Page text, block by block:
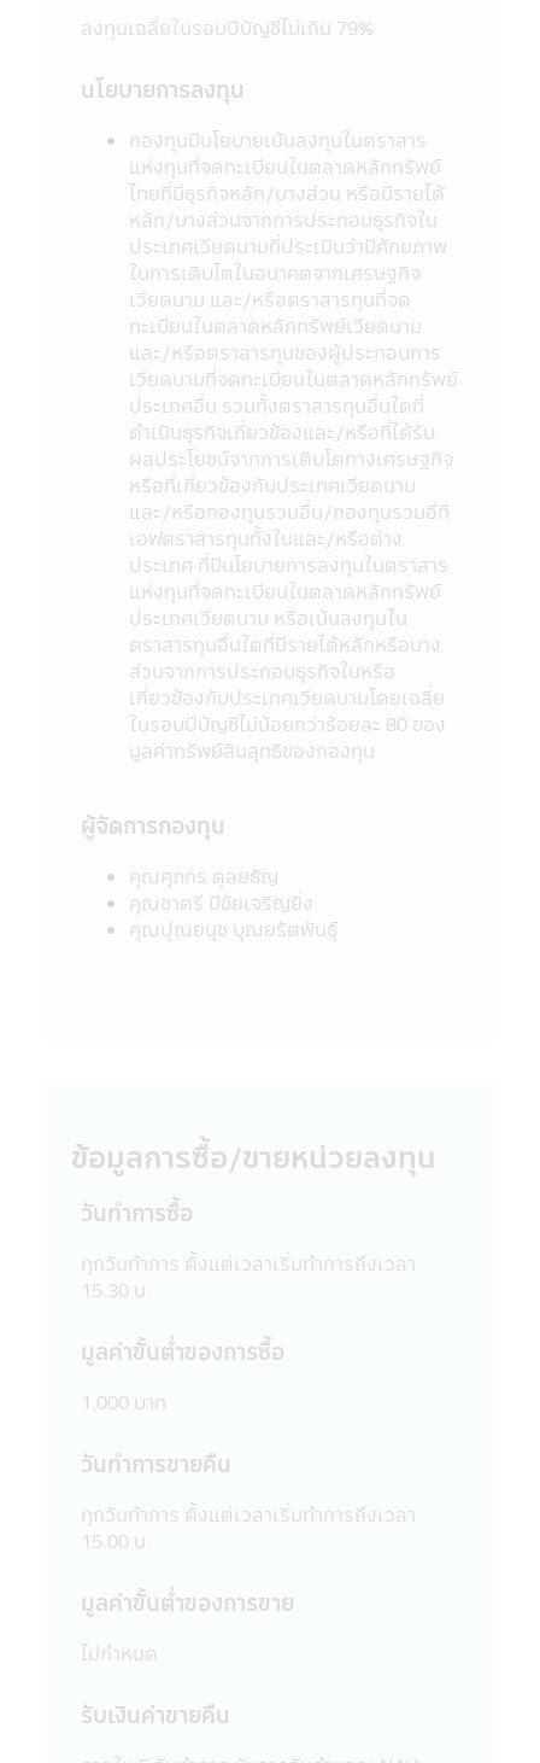
บุคคลที่เกี่ยวข้อง (Connected Person) และ
วัตถุประสงค์การลงทุน เป็นต้น ได้ที่สำนักงาน
Internet ของสำนักงานคณะกรรมการ ก.ล.ต.
http://www.sec.or.th
9. กองทุนรวมเป็นนิติบุคคลแยกต่างหากจาก
บริษัทจัดการ ดังนั้นบริษัทจัดการจึงไม่มีภาระ
ผูกพันในการชดเชยผลขาดทุนของกองทุนรวม
ทั้งนี้ ผลการดำเนินงานของกองทุนรวม ไม่ได้ขึ้น
อยู่กับสถานะทางการเงินหรือผลการดำเนินงาน
ของบริษัทจัดการ
10. การลงทุนในกองทุนรวมใดๆ ที่มีรายชื่อ
ปรากฏในแอปพลิเคชันผ่านโทรศัพท์มือถือนี้อยู่
ภายใต้การควบคุมของกฎหมายไทยรวมถึงกฎ
ระเบียบ และข้อบังคับต่างๆ ที่กำหนดไว้ตามพระ
ราชบัญญัติหลักทรัพย์ และตลาดหลักทรัพย์
พ.ศ. 2535 (ที่แก้ไขเพิ่มเติม)
11. ข้อมูลในแอปพลิเคชันผ่านโทรศัพท์มือถือ
นี้เป็นข้อมูลทั่วไป ไม่ใช่คำแนะนำหรือความเห็น
และไม่ถือเป็นการแทนคำแนะนำ หรือมีความมุ่ง
หมายให้ถือเป็นคำเสนอ หรือการเชิญชวนให้
บุคคลใดทำการซื้อ หรือขายผลิตภัณฑ์ด้านการ
ลงทุนประเภทต่าง ๆ ความเสียหายใด ๆ ที่เกิด
ขึ้นแก่ผู้ที่ใช้ข้อมูลหรือตัดสินใจจากเนื้อหาในเว็ป
ไซด์นี้ไม่อาจเรียกร้องได้
12. การที่สำนักงานคณะกรรมการ ก.ล.ต. ได้
อนุมัติให้จัดตั้งและจัดการโครงการของกองทุน
ก.ล.ต. และสำนักงานคณะกรรมการ ก.ล.ต. ได้
ชวน และมิได้ประกันราคาหน่วยลงทุนที่เสนอ
ขาย
13. การวัดผลการดำเนินงานของกองทุนรวม
ได้จัดทำเพื่อเผยแพร่ข้อมูลให้ผู้ถือหน่วยลงทุน
และผู้สนใจลงทุนโดยได้ตระหนักถึงความถูก
ต้องของข้อมูล แต่อย่างไรก็ตามบริษัทจัดการไม่
เป็นปัจจุบันของข้อมูลทั้งหมดที่ปรากฏใน
แอปพลิเคชันผ่านโทรศัพท์มือถือนี้ได้
ปรับปรุง หรือเปลี่ยนแปลงข้อมูลใดๆ ใน
แอปพลิเคชันผ่านโทรศัพท์มือถือนี้ได้โดยไม่
จำเป็นต้องแจ้งให้ทราบล่วงหน้า
16. บริษัทจัดการอนุญาตให้พนักงานของ
โดยจะต้องปฏิบัติตามจรรยาบรรณ และ
ประกาศต่างๆ ที่สมาคมบริษัทจัดการลงทุน
กำหนด และจะต้องเปิดเผยการลงทุนดังกล่าว
ให้บริษัทจัดการทราบเพื่อที่บริษัทจัดการจะ
ของพนักงานได้
พนักงานเจ้าหน้าที่ของบริษัท ขอสงวนสิทธิ์ที่จะ
กับข้อมูล และ/หรือ ระบบสื่อสารของผู้เข้าเยี่ยม
ลงทุนเฉลี่ยในรอบปีบัญชีไม่เกิน 79%
นโยบายการลงทุน
กองทุนมีนโยบายเน้นลงทุนในตราสาร
แห่งทุนที่จดทะเบียนในตลาดหลักทรัพย์
ไทยที่มีธุรกิจหลัก/บางส่วน หรือมีรายได้
หลัก/บางส่วนจากการประกอบธุรกิจใน
ประเทศเวียดนามที่ประเมินว่ามีศักยภาพ
ในการเติบโตในอนาคตจากเศรษฐกิจ
เวียดนาม และ/หรือตราสารทุนที่จด
ทะเบียนในตลาดหลักทรัพย์เวียดนาม
และ/หรือตราสารทุนของผู้ประกอบการ
เวียดนามที่จดทะเบียนในตลาดหลักทรัพย์
ประเทศอื่น รวมทั้งตราสารทุนอื่นใดที่
ดำเนินธุรกิจเกี่ยวข้องและ/หรือที่ได้รับ
ผลประโยชน์จากการเติบโตทางเศรษฐกิจ
หรือที่เกี่ยวข้องกับประเทศเวียดนาม
และ/หรือกองทุนรวมอื่น/กองทุนรวมอีที
เอฟตราสารทุนทั้งในและ/หรือต่าง
ประเทศ ที่มีนโยบายการลงทุนในตราสาร
แห่งทุนที่จดทะเบียนในตลาดหลักทรัพย์
ประเทศเวียดนาม หรือเน้นลงทุนใน
ตราสารทุนอื่นใดที่มีรายได้หลักหรือบาง
ส่วนจากการประกอบธุรกิจในหรือ
เกี่ยวข้องกับประเทศเวียดนามโดยเฉลี่ย
ในรอบปีบัญชีไม่น้อยกว่าร้อยละ 80 ของ
มูลค่าทรัพย์สินสุทธิของกองทุน
ผู้จัดการกองทุน
คุณศุภกร ตุลยธัญ
คุณชาตรี มีชัยเจริญยิ่ง
คุณปุณยนุช บุณยรัตพันธุ์
ข้อมูลการซื้อ/ขายหน่วยลงทุน
วันทำการซื้อ
ทุกวันทำการ ตั้งแต่เวลาเริ่มทำการถึงเวลา
15.30 น.
มูลค่าขั้นตํ่าของการซื้อ
1,000 บาท
วันทำการขายคืน
ทุกวันทำการ ตั้งแต่เวลาเริ่มทำการถึงเวลา
15.00 น.
มูลค่าขั้นตํ่าของการขาย
ไม่กำหนด
รับเงินค่าขายคืน